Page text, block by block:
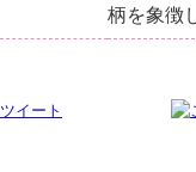
柄を象徴
ツイート